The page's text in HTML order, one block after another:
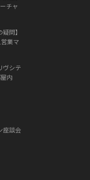
チャ
問】
業マ
ヴシテ
内
座談会